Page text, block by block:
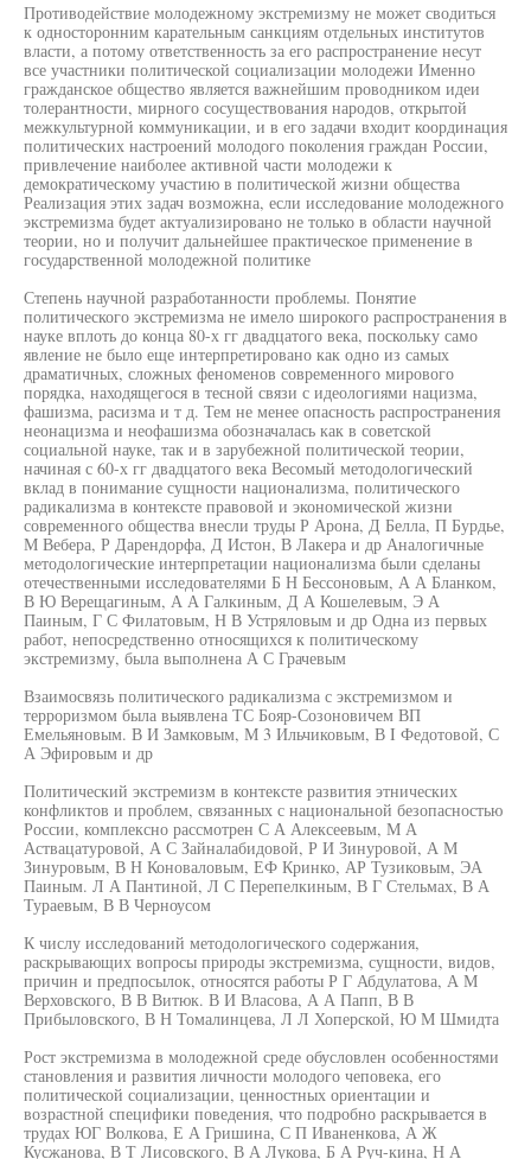
Противодействие молодежному экстремизму не может сводиться
к односторонним карательным санкциям отдельных институтов
власти, а потому ответственность за его распространение несут
все участники политической социализации молодежи Именно
гражданское общество является важнейшим проводником идеи
толерантности, мирного сосуществования народов, открытой
межкультурной коммуникации, и в его задачи входит координация
политических настроений молодого поколения граждан России,
привлечение наиболее активной части молодежи к
демократическому участию в политической жизни общества
Реализация этих задач возможна, если исследование молодежного
экстремизма будет актуализировано не только в области научной
теории, но и получит дальнейшее практическое применение в
государственной молодежной политике
Степень научной разработанности проблемы. Понятие
политического экстремизма не имело широкого распространения в
науке вплоть до конца 80-х гг двадцатого века, поскольку само
явление не было еще интерпретировано как одно из самых
драматичных, сложных феноменов современного мирового
порядка, находящегося в тесной связи с идеологиями нацизма,
фашизма, расизма и т д. Тем не менее опасность распространения
неонацизма и неофашизма обозначалась как в советской
социальной науке, так и в зарубежной политической теории,
начиная с 60-х гг двадцатого века Весомый методологический
вклад в понимание сущности национализма, политического
радикализма в контексте правовой и экономической жизни
современного общества внесли труды Р Арона, Д Белла, П Бурдье,
М Вебера, Р Дарендорфа, Д Истон, В Лакера и др Аналогичные
методологические интерпретации национализма были сделаны
отечественными исследователями Б Н Бессоновым, А А Бланком,
В Ю Верещагиным, А А Галкиным, Д А Кошелевым, Э А
Паиным, Г С Филатовым, Н В Устряловым и др Одна из первых
работ, непосредственно относящихся к политическому
экстремизму, была выполнена А С Грачевым
Взаимосвязь политического радикализма с экстремизмом и
терроризмом была выявлена ТС Бояр-Созоновичем ВП
Емельяновым. В И Замковым, М 3 Ильчиковым, В I Федотовой, С
А Эфировым и др
Политический экстремизм в контексте развития этнических
конфликтов и проблем, связанных с национальной безопасностью
России, комплексно рассмотрен С А Алексеевым, М А
Аствацатуровой, А С Зайналабидовой, Р И Зинуровой, А М
Зинуровым, В Н Коноваловым, ЕФ Кринко, АР Тузиковым, ЭА
Паиным. Л А Пантиной, Л С Перепелкиным, В Г Стельмах, В А
Тураевым, В В Черноусом
К числу исследований методологического содержания,
раскрывающих вопросы природы экстремизма, сущности, видов,
причин и предпосылок, относятся работы Р Г Абдулатова, А М
Верховского, В В Витюк. В И Власова, А А Папп, В В
Прибыловского, В Н Томалинцева, Л Л Хоперской, Ю М Шмидта
Рост экстремизма в молодежной среде обусловлен особенностями
становления и развития личности молодого чеповека, его
политической социализации, ценностных ориентации и
возрастной специфики поведения, что подробно раскрывается в
трудах ЮГ Волкова, Е А Гришина, С П Иваненкова, А Ж
Кусжанова, В Т Лисовского, В А Лукова, Б А Руч-кина, Н А